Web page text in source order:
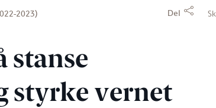
2023) Del
stanse
styrke vernet